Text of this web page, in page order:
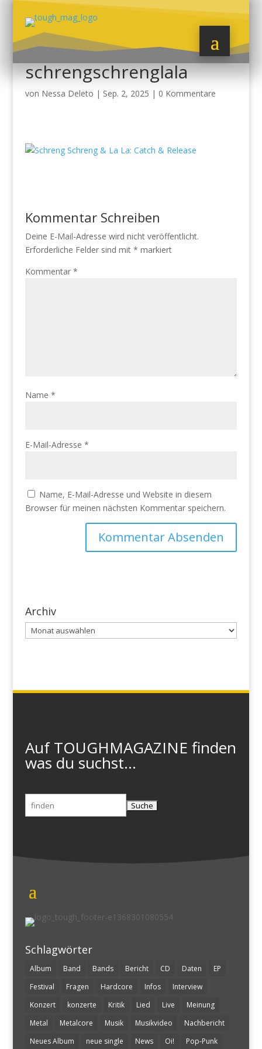
schrengschrenglala
von Nessa Deleto | Sep. 2, 2025 | 0 Kommentare
Kommentar Schreiben
Deine E-Mail-Adresse wird nicht veröffentlicht.
Erforderliche Felder sind mit * markiert
Kommentar *
Name *
E-Mail-Adresse *
Name, E-Mail-Adresse und Website in diesem
Browser für meinen nächsten Kommentar speichern.
Archiv
Archiv
Auf TOUGHMAGAZINE finden
was du suchst...
Suchen
nach:
Schlagwörter
Album Band Bands Bericht CD Daten
EP
Festival
Fragen Hardcore Infos
Interview
Konzert
konzerte Kritik Lied Live
Meinung
Metal
Metalcore Musik Musikvideo
Nachbericht
Neues Album
neue single News Oi! Pop-Punk